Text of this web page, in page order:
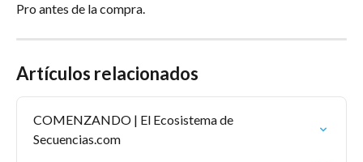
Pro antes de la compra.
Artículos relacionados
COMENZANDO | El Ecosistema de
Secuencias.com